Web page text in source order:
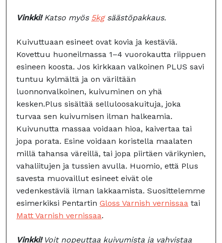
Vinkki!Katso myös 5kgsäästöpakkaus.
Kuivuttuaan esineet ovat kovia ja kestäviä.
Kovettuu huoneilmassa 1–4 vuorokautta riippuen
esineen koosta. Jos kirkkaan valkoinen PLUS savi
tuntuu kylmältä ja on väriltään
luonnonvalkoinen, kuivuminen on yhä
kesken.Plus sisältää selluloosakuituja, joka
turvaa sen kuivumisen ilman halkeamia.
Kuivunutta massaa voidaan hioa, kaivertaa tai
jopa porata. Esine voidaan koristella maalaten
millä tahansa väreillä, tai jopa piirtäen värikynien,
vahaliitujen ja tussien avulla. Huomio, että Plus
savesta muovaillut esineet eivät ole
vedenkestäviä ilman lakkaamista. Suosittelemme
esimerkiksi Pentartin Gloss Varnish vernissaa tai
Matt Varnish vernissaa.
Vinkki!Voit nopeuttaa kuivumista ja vahvistaa